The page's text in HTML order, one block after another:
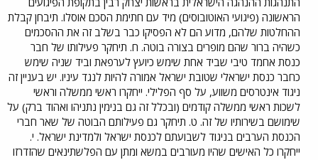
הראשונה (פיגועי האוטובוסים) מיד עם חתימת הסכם אוסלו. תיבחן קבלת
ההחלטות שלהם, מדוע הם לא הפסיקו כבר בשלב זה את ההסכמים
כשהיה ברור שהם מופרים בצורה בוטה. ח. תיחקר פעילותו של חבר
כנסת אחמד טיבי שביד אחת שימש כיועץ לערפאת וביד שניה שימש
כחבר כנסת ישראלי שטובת ישראל אמורה להיות לנגד עיניו. יש בעניין זה
ניגוד אינטרסים משווע, על סף הפלילי. ייחקרו ראשי ממשלה וראשי
לשכות ראשי ממשלה קודמים (ובכלל זה גם בנימין נתניהו ואהוד ברק) על
שימושם בשירותיו של זה. ט. תיחקר גם פעילותם הבוטה של שאר חברי
הכנסת הערבים בניגוד לשבועתם לכנסת ישראל ולמדינת ישראל. י.
ייחקרו כל האישים שהיו מעורבים במשא ומתן עם הפלשתינאים שהזדרזו